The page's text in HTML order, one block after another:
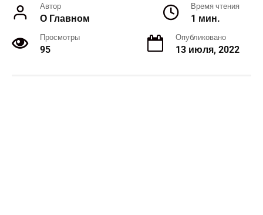
Автор
О Главном
Время чтения
1 мин.
Просмотры
95
Опубликовано
13 июля, 2022